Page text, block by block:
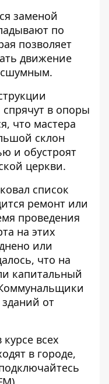
заменой
по
позволяет
движение
в опоры
что мастера
склон
и обустроят
церкви.
список
ремонт или
проведения
на этих
или
что на
капитальный
от
всех
в городе,